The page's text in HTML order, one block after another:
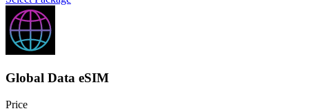
Global Data eSIM
Price